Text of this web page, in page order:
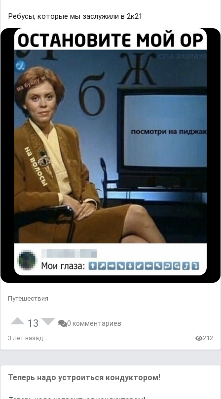
Ребусы, которые мы заслужили в 2к21
Путешествия
13 0 комментариев
3 лет назад 212
Теперь надо устроиться кондуктором!